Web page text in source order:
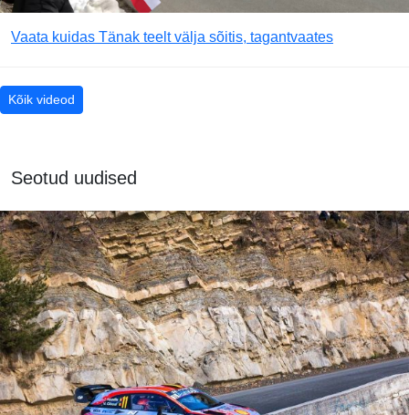
Vaata kuidas Tänak teelt välja sõitis, tagantvaates
Kõik videod
Seotud uudised